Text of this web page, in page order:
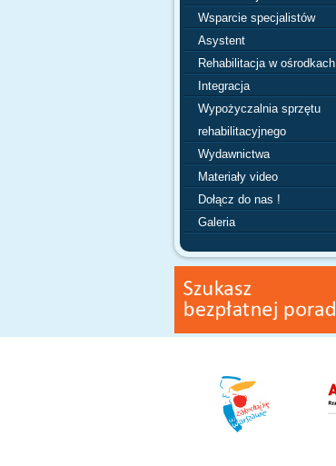
Wsparcie specjalistów
Asystent
Rehabilitacja w ośrodkach
Integracja
Wypożyczalnia sprzętu
rehabilitacyjnego
Wydawnictwa
Materiały video
Dołącz do nas !
Galeria